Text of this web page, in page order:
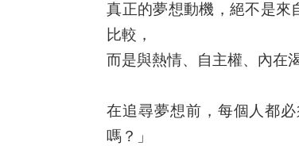
真正的夢想動機，絕不是來
比較，
而是與熱情、自主權、內在
在追尋夢想前，每個人都
嗎？ 」